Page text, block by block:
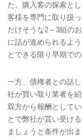
た。購入客の探索と
客様を専門に取り扱
だけそうな2～3組の
に話が進められるよ
とできる限り早期で
一方、債権者との話
社が買い取り業者を紹
双方から報酬として
とで弊社が貰い受け
ましょうと条件が出